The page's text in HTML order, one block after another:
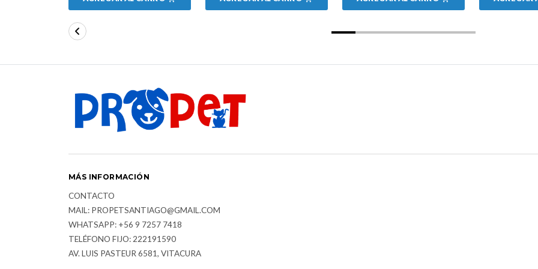
MÁS INFORMACIÓN
CONTACTO
MAIL: PROPETSANTIAGO@GMAIL.COM
WHATSAPP: +56 9 7257 7418
TELÉFONO FIJO: 222191590
AV. LUIS PASTEUR 6581, VITACURA